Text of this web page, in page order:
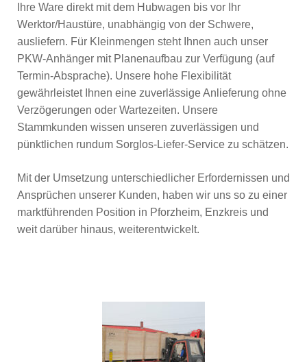
Ihre Ware direkt mit dem Hubwagen bis vor Ihr
Werktor/Haustüre, unabhängig von der Schwere,
ausliefern. Für Kleinmengen steht Ihnen auch unser
PKW-Anhänger mit Planenaufbau zur Verfügung (auf
Termin-Absprache). Unsere hohe Flexibilität
gewährleistet Ihnen eine zuverlässige Anlieferung ohne
Verzögerungen oder Wartezeiten. Unsere
Stammkunden wissen unseren zuverlässigen und
pünktlichen rundum Sorglos-Liefer-Service zu schätzen.
Mit der Umsetzung unterschiedlicher Erfordernissen und
Ansprüchen unserer Kunden, haben wir uns so zu einer
marktführenden Position in Pforzheim, Enzkreis und
weit darüber hinaus, weiterentwickelt.